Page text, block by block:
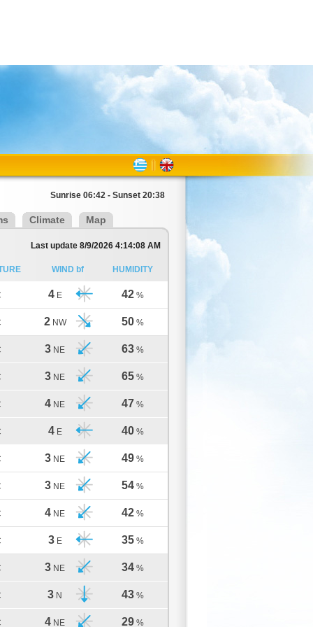
Sunrise 06:42 - Sunset 20:38
Climate Map
Last update 8/9/2026 4:14:08 AM
WIND bf HUMIDITY
4 E 42 %
2 NW 50 %
3 NE 63 %
3 NE 65 %
4 NE 47 %
4 E 40 %
3 NE 49 %
3 NE 54 %
4 NE 42 %
3 E 35 %
3 NE 34 %
3 N 43 %
4 NE 29 %